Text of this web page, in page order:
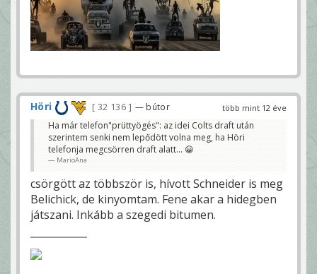
több mint 12 éve
Höri 32 136 — bútor
Ha már telefon"prüttyögés": az idei Colts draft után
szerintem senki nem lepődött volna meg, ha Höri
telefonja megcsörren draft alatt... 😀
MarioAna
csörgött az többször is, hívott Schneider is meg
Belichick, de kinyomtam. Fene akar a hidegben
játszani. Inkább a szegedi bitumen.